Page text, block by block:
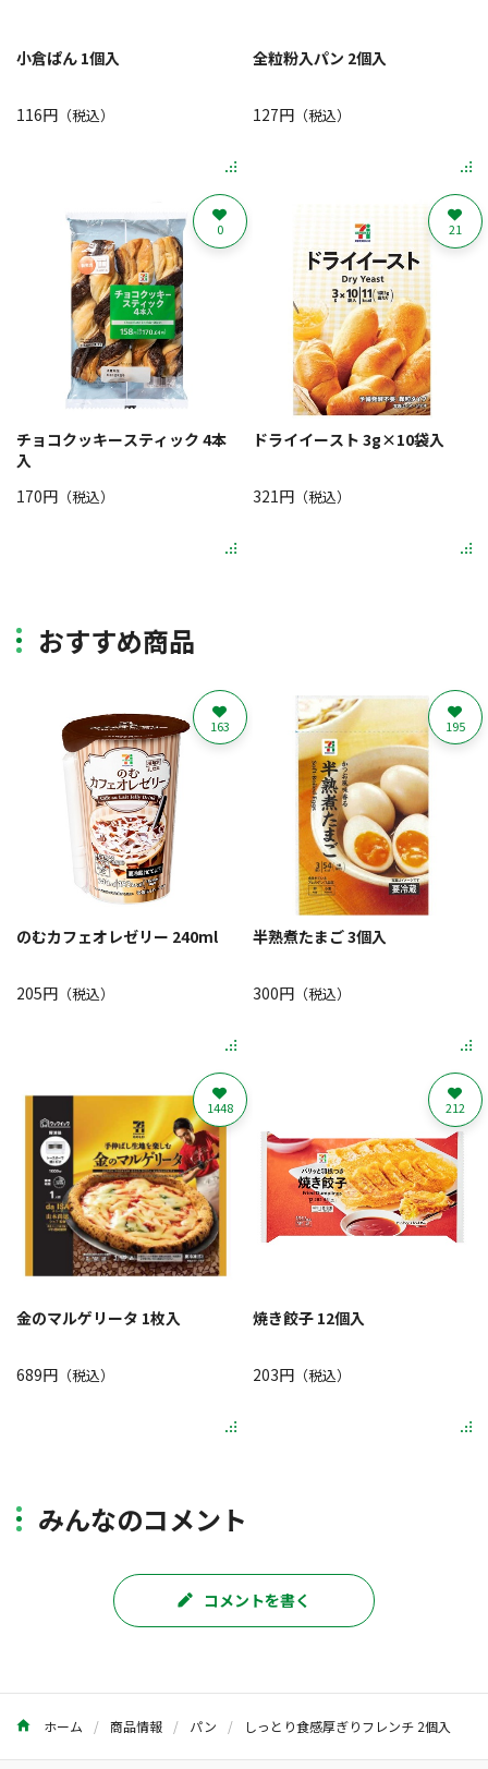
小倉ぱん 1個入
116円 （税込）
全粒粉入パン 2個入
127円（税込）
チョコクッキースティック 4本
入
170円 （税込）
0
ドライイースト 3g×10袋入
321円（税込）
21
おすすめ商品
のむカフェオレゼリー 240ml
205円 （税込）
163
半熟煮たまご 3個入
300円（税込）
195
金のマルゲリータ 1枚入
689円 （税込）
1448
焼き餃子 12個入
203円（税込）
212
みんなのコメント
コメントを書く
ホーム 商品情報 パン しっとり食感厚ぎりフレンチ 2個入